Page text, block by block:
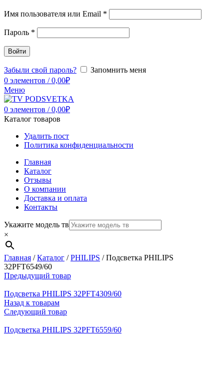
Имя пользователя или Email *
Пароль *
Войти
Забыли свой пароль?
Запомнить меня
0 элементов / 0,00₽
Меню
0 элементов / 0,00₽
Каталог товаров
Удалить пост
Политика конфиденциальности
Главная
Каталог
Отзывы
О компании
Доставка и оплата
Контакты
Укажите модель тв
×
Главная /Каталог /PHILIPS /Подсветка PHILIPS
32PFT6549/60
Предыдущий товар
Подсветка PHILIPS 32PFT4309/60
Назад к товарам
Следующий товар
Подсветка PHILIPS 32PFT6559/60